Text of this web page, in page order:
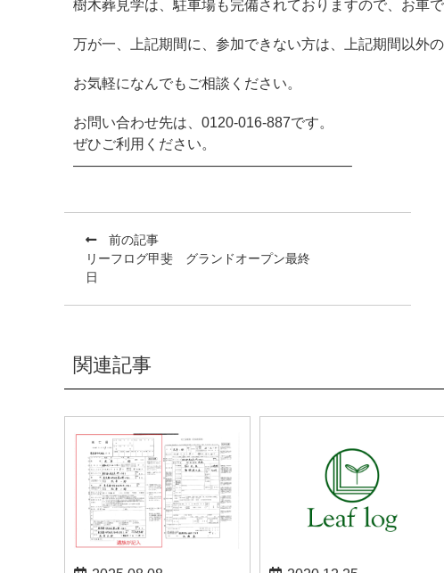
樹木葬見学は、駐車場も完備されておりますので、お車
万が一、上記期間に、参加できない方は、上記期間以外
お気軽になんでもご相談ください。
お問い合わせ先は、0120-016-887です。
ぜひご利用ください。
———————————————————–
前の記事
リーフログ甲斐 グランドオープン最終
日
関連記事